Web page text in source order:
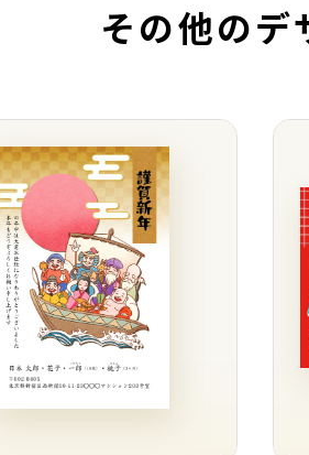
その他のデ